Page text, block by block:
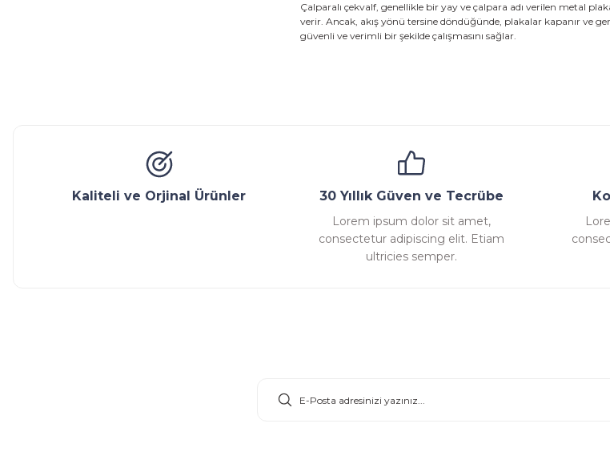
Çalparalı çekvalf, genellikle bir yay ve çalpara adı verilen metal
verir. Ancak, akış yönü tersine döndüğünde, plakalar kapanır ve
güvenli ve verimli bir şekilde çalışmasını sağlar.
Kaliteli ve Orjinal Ürünler 30 Yıllık Güven ve Tecrübe
Lorem ipsum dolor sit amet,
consectetur adipiscing elit. Etiam
ultricies semper.